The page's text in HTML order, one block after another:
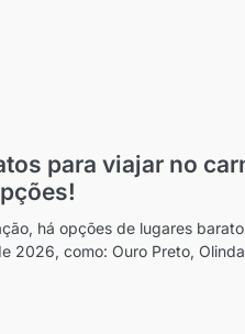
para viajar no
há opções de lugares
2026, como: Ouro Preto,